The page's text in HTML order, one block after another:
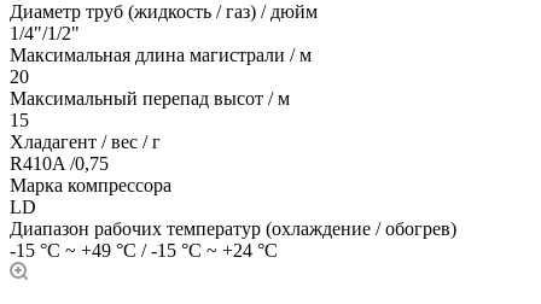
Диаметр труб (жидкость / газ) / дюйм
1/4"/1/2"
Максимальная длина магистрали / м
20
Максимальный перепад высот / м
15
Хладагент / вес / г
R410A /0,75
Марка компрессора
LD
Диапазон рабочих температур (охлаждение / обогрев)
-15 °C ~ +49 °C / -15 °C ~ +24 °C